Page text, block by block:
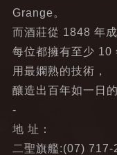
Grange。
而酒莊從 1848 年
每位都擁有至少 10
用最嫻熟的技術，
釀造出百年如一日
-
地 址：
二聖旗艦:(07)